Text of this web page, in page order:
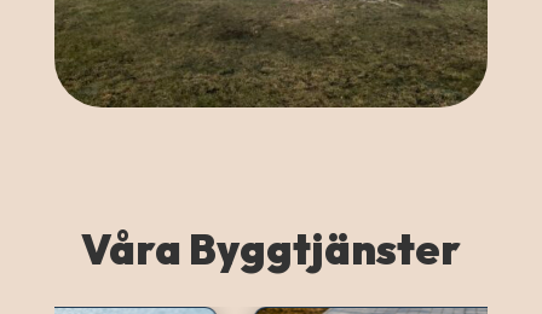
Våra Byggtjänster